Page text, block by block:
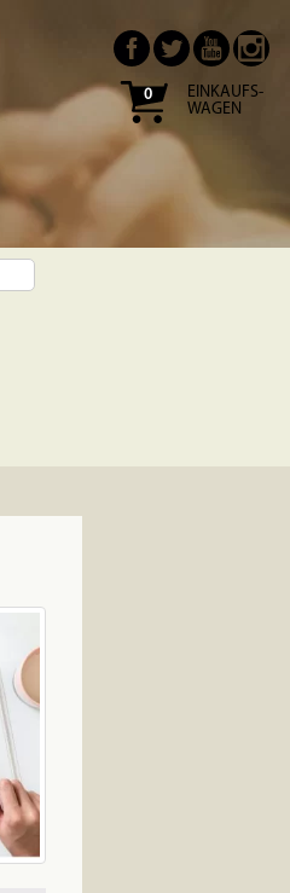
0
EINKAUFS-
WAGEN